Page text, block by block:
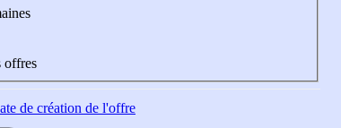
offres
de création de l'offre